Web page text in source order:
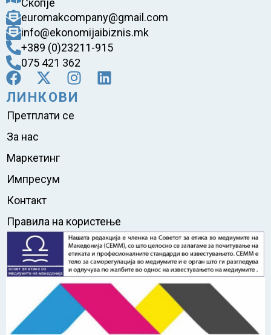
Скопје
euromakcompany@gmail.com
info@ekonomijaibiznis.mk
+389 (0)23211-915
075 421 362
ЛИНКОВИ
Претплати се
За нас
Маркетинг
Импресум
Контакт
Правила на користење